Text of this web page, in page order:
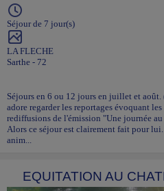
Séjour de 7 jour(s)
LA FLECHE
Sarthe - 72
Séjours en 6 ou 12 jours en juillet et
adore regarder les reportages évoquant
rediffusions de l'émission "Une journée
Alors ce séjour est clairement fait pour
anim...
EQUITATION AU